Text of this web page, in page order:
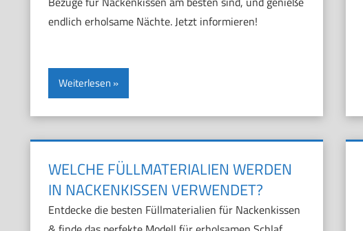
endlich erholsame Nächte. Jetzt informieren!
Weiterlesen
WELCHE FÜLLMATERIALIEN WERDEN
IN NACKENKISSEN VERWENDET?
Entdecke die besten Füllmaterialien für Nackenkissen